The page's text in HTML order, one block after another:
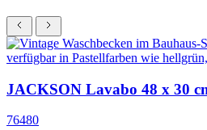
JACKSON Lavabo 48 x 30
76480